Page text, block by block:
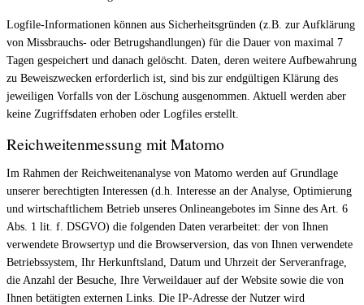
Logfile-Informationen können aus Sicherheitsgründen (z.B. zur Aufklärung
von Missbrauchs- oder Betrugshandlungen) für die Dauer von maximal 7
Tagen gespeichert und danach gelöscht. Daten, deren weitere Aufbewahrung
zu Beweiszwecken erforderlich ist, sind bis zur endgültigen Klärung des
jeweiligen Vorfalls von der Löschung ausgenommen. Aktuell werden aber
keine Zugriffsdaten erhoben oder Logfiles erstellt.
Reichweitenmessung mit Matomo
Im Rahmen der Reichweitenanalyse von Matomo werden auf Grundlage
unserer berechtigten Interessen (d.h. Interesse an der Analyse, Optimierung
und wirtschaftlichem Betrieb unseres Onlineangebotes im Sinne des Art. 6
Abs. 1 lit. f. DSGVO) die folgenden Daten verarbeitet: der von Ihnen
verwendete Browsertyp und die Browserversion, das von Ihnen verwendete
Betriebssystem, Ihr Herkunftsland, Datum und Uhrzeit der Serveranfrage,
die Anzahl der Besuche, Ihre Verweildauer auf der Website sowie die von
Ihnen betätigten externen Links. Die IP-Adresse der Nutzer wird